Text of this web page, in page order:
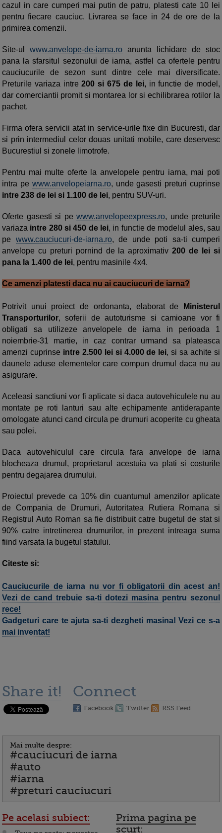
cazul in care cumperi mai putin de patru, platesti cate 10 lei
pentru fiecare cauciuc. Livrarea se face in 24 de ore de la
primirea comenzii.
Site-ul www.anvelope-de-iarna.ro anunta lichidare de stoc
pana la sfarsitul sezonului de iarna, astfel ca ofertele pentru
cauciucurile de sezon sunt dintre cele mai diversificate.
Preturile variaza intre200 si 675 de lei,in functie de model,
dar comerciantii promit si montarea lor si echilibrarea rotilor la
pachet.
Firma ofera servicii atat in service-urile fixe din Bucuresti, dar
si prin intermediul celor douas unitati mobile, care deservesc
Bucurestiul si zonele limotrofe.
Pentru mai multe oferte la anvelopele pentru iarna, mai poti
intra pe www.anvelopeiarna.ro, unde gasesti preturi cuprinse
intre 238 de lei si 1.100 de lei, pentru SUV-uri.
Oferte gasesti si pe www.anvelopeexpress.ro, unde preturile
variaza intre 280 si 450 de lei, in functie de modelul ales, sau
pe www.cauciucuri-de-iarna.ro, de unde poti sa-ti cumperi
anvelope cu preturi pornind de la aproximativ200 de lei si
pana la 1.400 de lei, pentru masinile 4x4.
Ce amenzi platesti daca nu ai cauciucuri de iarna?
Potrivit unui proiect de ordonanta, elaborat de
Ministerul
Transporturilor, soferii de autoturisme si camioane vor fi
obligati sa utilizeze anvelopele de iarna in perioada 1
noiembrie-31 martie, in caz contrar urmand sa plateasca
amenzi cuprinse intre 2.500 lei si 4.000 de lei, si sa achite si
daunele aduse elementelor care compun drumul daca nu au
asigurare.
Aceleasi sanctiuni vor fi aplicate si daca autovehiculele nu au
montate pe roti lanturi sau alte echipamente antiderapante
omologate atunci cand circula pe drumuri acoperite cu gheata
sau polei.
Daca autovehiculul care circula fara anvelope de iarna
blocheaza drumul, proprietarul acestuia va plati si costurile
pentru degajarea drumului.
Proiectul prevede ca 10% din cuantumul amenzilor aplicate
de Compania de Drumuri, Autoritatea Rutiera Romana si
Registrul Auto Roman sa fie distribuit catre bugetul de stat si
90% catre intretinerea drumurilor, in prezent intreaga suma
fiind varsata la bugetul statului.
Citeste si:
Cauciucurile de iarna nu vor fi obligatorii din acest an!
Vezi de cand trebuie sa-ti dotezi masina pentru sezonul
rece!
Gadgeturi care te ajuta sa-ti dezgheti masina! Vezi ce s-a
mai inventat!
Share it! Connect
Facebook Twitter RSS Feed
Mai multe despre:
#cauciucuri de iarna
#auto
#iarna
#preturi cauciucuri
Pe acelasi subiect:
Prima pagina pe
scurt: